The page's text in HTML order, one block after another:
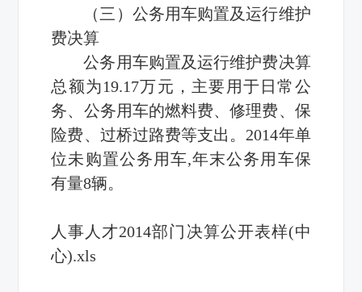
（三）公务用车购置及运行维护
费决算
公务用车购置及运行维护费决算
总额为19.17万元，主要用于日常公
务、公务用车的燃料费、修理费、保
险费、过桥过路费等支出。2014年单
位未购置公务用车,年末公务用车保
有量8辆。
人事人才2014部门决算公开表样(中
心).xls